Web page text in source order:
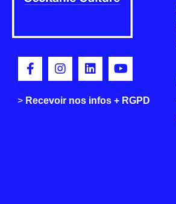
> Recevoir nos infos + RGPD